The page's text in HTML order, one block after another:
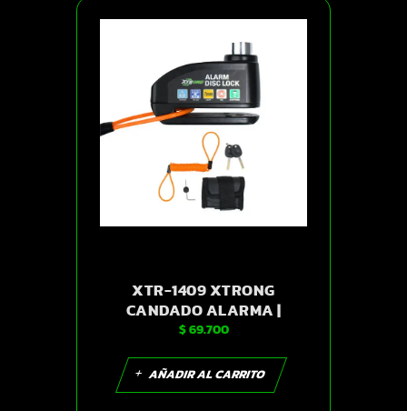
XTR-1409 XTRONG
CANDADO ALARMA |
SKU15512
$69.700
AÑADIR AL CARRITO